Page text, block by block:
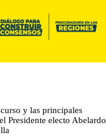
y las principales
Presidente electo Abelardo